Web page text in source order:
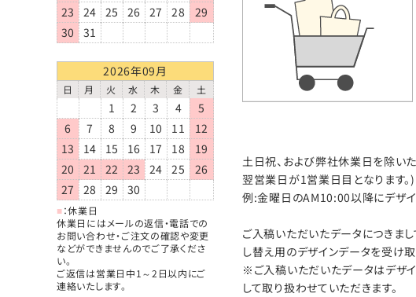
土日祝、および弊社休業日を除い
翌営業日が1営業日目となります。)
例:金曜日のAM10:00以降にデザイ
ご入稿いただいたデータにつきま
し替え用のデザインデータを受け
※ご入稿いただいたデータはデザ
して取り扱わせていただきます。
23
24 25 26 27 28
29
30
31
2026年09月
日 月 火 水 木 金 土
1 2 3 4
5
6
7 8 9 10 11
12
13
14 15 16 17 18
19
20
21 22 23 24 25
26
27
28 29 30
■：休業日
休業日にはメールの返信・電話での
お問い合わせ・ご注文の確認や変更
などができませんのでご了承くださ
い。
ご返信は営業日中1～2日以内にご
連絡いたします。